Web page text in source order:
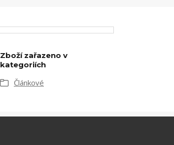
Zboží zařazeno v
kategoriích
Článkové